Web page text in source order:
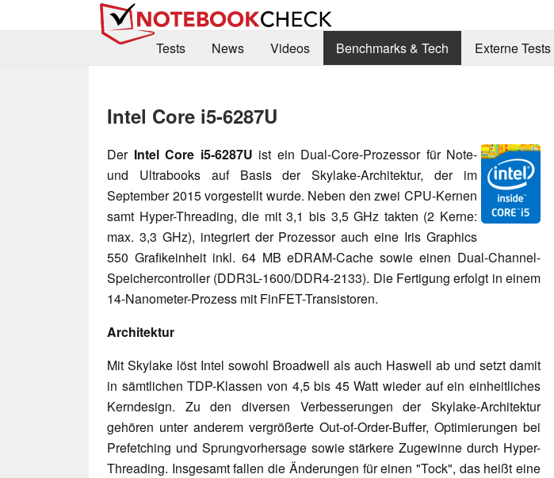
Tests
News Videos Benchmarks & Tech Externe Tests
Intel Core i5-6287U
Der Intel Core i5-6287U ist ein Dual-Core-Prozessor für Note-
und Ultrabooks auf Basis der Skylake-Architektur, der im
September 2015 vorgestellt wurde. Neben den zwei CPU-Kernen
samt Hyper-Threading, die mit 3,1 bis 3,5 GHz takten (2 Kerne:
max. 3,3 GHz), integriert der Prozessor auch eine Iris Graphics
550 Grafikeinheit inkl. 64 MB eDRAM-Cache sowie einen Dual-Channel-
Speichercontroller (DDR3L-1600/DDR4-2133). Die Fertigung erfolgt in einem
14-Nanometer-Prozess mit FinFET-Transistoren.
Architektur
Mit Skylake löst Intel sowohl Broadwell als auch Haswell ab und setzt damit
in sämtlichen TDP-Klassen von 4,5 bis 45 Watt wieder auf ein einheitliches
Kerndesign. Zu den diversen Verbesserungen der Skylake-Architektur
gehören unter anderem vergrößerte Out-of-Order-Buffer, Optimierungen bei
Prefetching und Sprungvorhersage sowie stärkere Zugewinne durch Hyper-
Threading. Insgesamt fallen die Änderungen für einen "Tock", das heißt eine